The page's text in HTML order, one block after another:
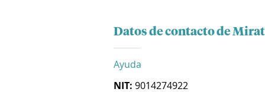
Datos de contacto de
Ayuda
NIT: 9014274922